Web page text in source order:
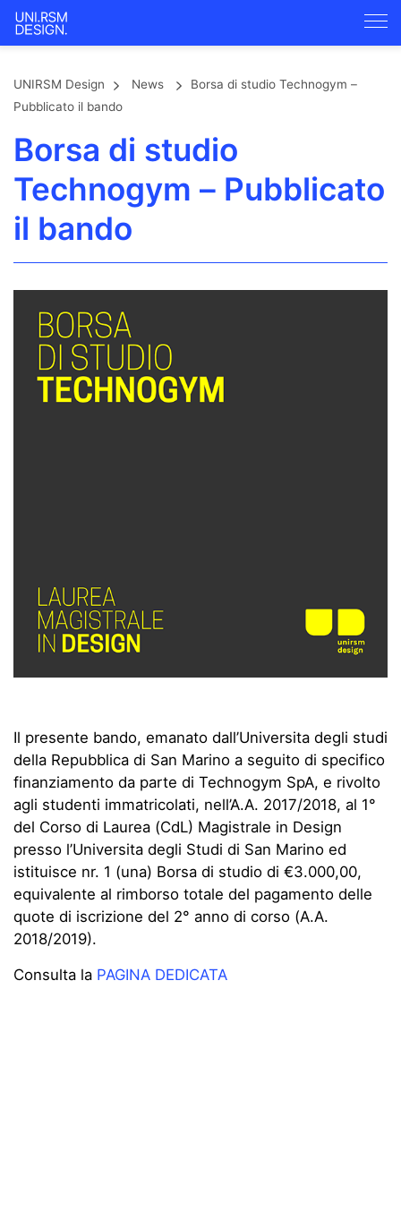
UNIRSM Design News
Borsa di studio Technogym –
Pubblicato il bando
Borsa di studio
Technogym – Pubblicato
il bando
Il presente bando, emanato dall’Universita degli studi
della Repubblica di San Marino a seguito di specifico
finanziamento da parte di Technogym SpA, e rivolto
agli studenti immatricolati, nell’A.A. 2017/2018, al 1°
del Corso di Laurea (CdL) Magistrale in Design
presso l’Universita degli Studi di San Marino ed
istituisce nr. 1 (una) Borsa di studio di €3.000,00,
equivalente al rimborso totale del pagamento delle
quote di iscrizione del 2° anno di corso (A.A.
2018/2019).
Consulta la PAGINA DEDICATA